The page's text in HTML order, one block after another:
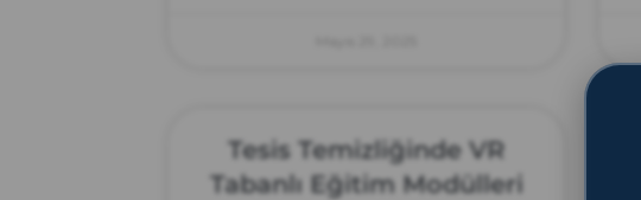
Tesis Temizliğinde VR
Tabanlı Eğitim Modülleri